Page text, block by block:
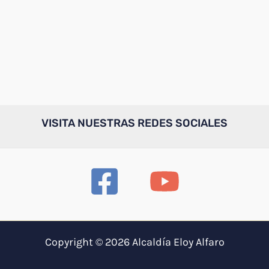
VISITA NUESTRAS REDES SOCIALES
Copyright © 2026 Alcaldía Eloy Alfaro